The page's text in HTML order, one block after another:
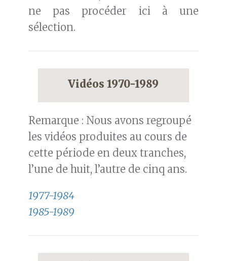
ne pas procéder ici à une
sélection.
Vidéos 1970-1989
Remarque : Nous avons regroupé
les vidéos produites au cours de
cette période en deux tranches,
l’une de huit, l’autre de cinq ans.
1977-1984
1985-1989